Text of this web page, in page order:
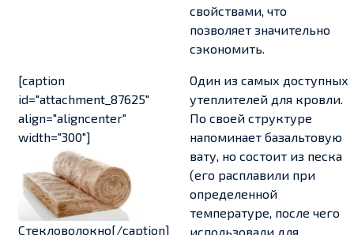
свойствами, что
позволяет значительно
сэкономить.
[caption
id="attachment_87625"
align="aligncenter"
width="300"]
Стекловолокно[/caption]
Один из самых доступных
утеплителей для кровли.
По своей структуре
напоминает базальтовую
вату, но состоит из песка
(его расплавили при
определенной
температуре, после чего
использовали для